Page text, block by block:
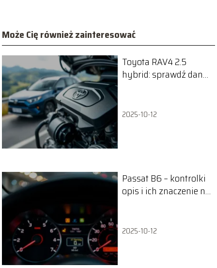
Może Cię również zainteresować
Toyota RAV4 2.5
hybrid: sprawdź dane
2025-10-12
Passat B6 – kontrolki
opis i ich znaczenie na
2025-10-12